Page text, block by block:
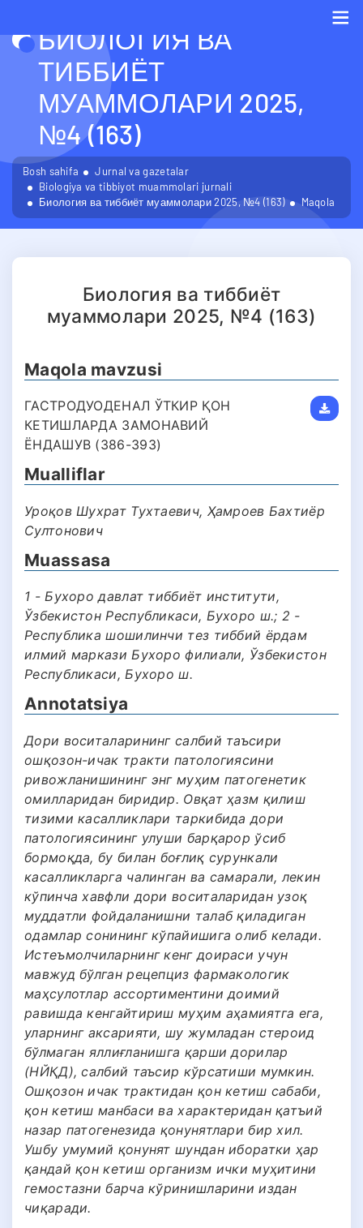
БИОЛОГИЯ ВА
ТИББИЁТ
МУАММОЛАРИ 2025,
№4 (163)
Bosh sahifa
Jurnal va gazetalar
Biologiya va tibbiyot muammolari jurnali
Биология ва тиббиёт муаммолари 2025, №4 (163)
Maqola
Биология ва тиббиёт
муаммолари 2025, №4 (163)
Maqola mavzusi
ГАСТРОДУОДЕНАЛ ЎТКИР ҚОН
КЕТИШЛАРДА ЗАМОНАВИЙ
ЁНДАШУВ (386-393)
Mualliflar
Уроқов Шухрат Тухтаевич, Ҳамроев Бахтиёр
Султонович
Muassasa
1 - Бухоро давлат тиббиёт институти,
Ўзбекистон Республикаси, Бухоро ш.; 2 -
Республика шошилинчи тез тиббий ёрдам
илмий маркази Бухоро филиали, Ўзбекистон
Республикаси, Бухоро ш.
Annotatsiya
Дори воситаларининг салбий таъсири
ошқозон-ичак тракти патологиясини
ривожланишининг энг муҳим патогенетик
омилларидан биридир. Овқат ҳазм қилиш
тизими касалликлари таркибида дори
патологиясининг улуши барқарор ўсиб
бормоқда, бу билан боғлиқ сурункали
касалликларга чалинган ва самарали, лекин
кўпинча хавфли дори воситаларидан узоқ
муддатли фойдаланишни талаб қиладиган
одамлар сонининг кўпайишига олиб келади.
Истеъмолчиларнинг кенг доираси учун
мавжуд бўлган рецепциз фармакологик
маҳсулотлар ассортиментини доимий
равишда кенгайтириш муҳим аҳамиятга ега,
уларнинг аксарияти, шу жумладан стероид
бўлмаган яллиғланишга қарши дорилар
(НЙҚД), салбий таъсир кўрсатиши мумкин.
Ошқозон ичак трактидан қон кетиш сабаби,
қон кетиш манбаси ва характеридан қатъий
назар патогенезида қонунятлари бир хил.
Ушбу умумий қонунят шундан иборатки ҳар
қандай қон кетиш организм ички муҳитини
гемостазни барча кўринишларини издан
чиқаради.